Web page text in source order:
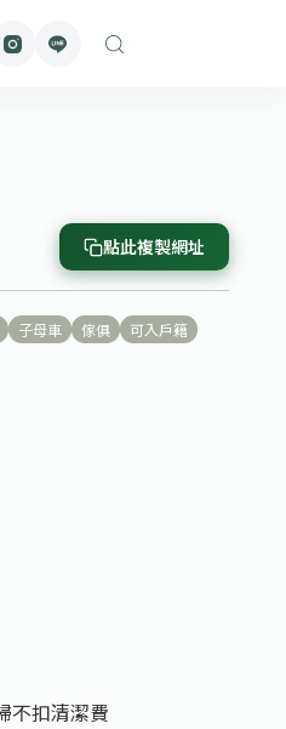
點此複製網址
子母車 傢俱 可入戶籍
不扣清潔費